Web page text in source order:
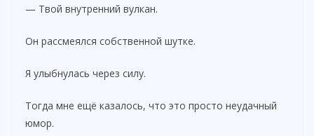
— Твой внутренний вулкан.
Он рассмеялся собственной шутке.
Я улыбнулась через силу.
Тогда мне ещё казалось, что это просто неудачный
юмор.